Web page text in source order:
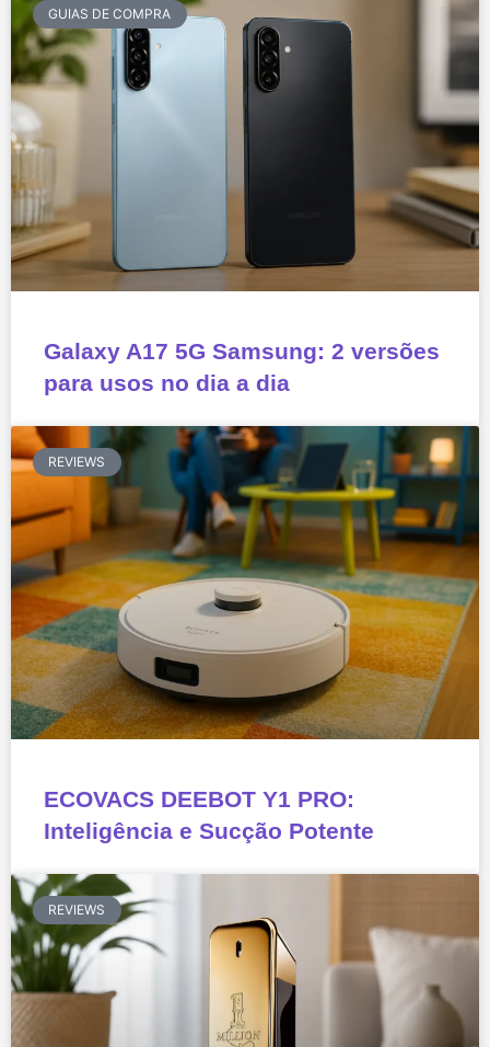
GUIAS DE COMPRA
Galaxy A17 5G Samsung: 2 versões
para usos no dia a dia
REVIEWS
ECOVACS DEEBOT Y1 PRO:
Inteligência e Sucção Potente
REVIEWS